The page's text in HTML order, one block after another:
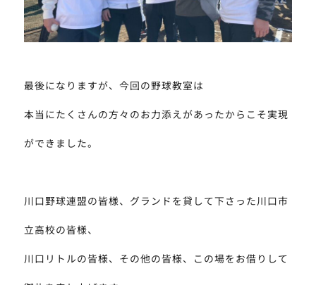
最後になりますが、今回の野球教室は
本当にたくさんの方々のお力添えがあったからこそ実現
ができました。
川口野球連盟の皆様、グランドを貸して下さった川口市
立高校の皆様、
川口リトルの皆様、その他の皆様、この場をお借りして